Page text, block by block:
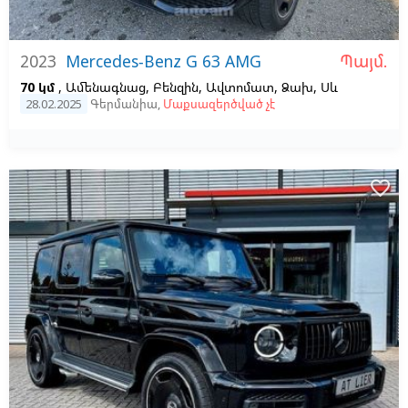
2023 Mercedes-Benz G 63 AMG Պայմ.
70 կմ , Ամենագնաց, Բենզին, Ավտոմատ, Ձախ, Սև
28.02.2025 Գերմանիա, Մաքսազերծված չէ
favorite_border